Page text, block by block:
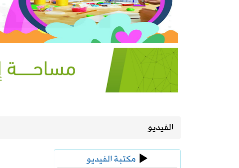
2026-08-05إطلاق تحدي ابتكار أفضل مظلة لضيوف الرحمن
2026-08-05طقس المملكة الأربعاء.. سحب رعدية ممطرة
2026-08-04 بالفيديو | الأستاذ أحمد السعيد يستعرض
2026-08-04
الفيديو
مكتبة الفيديو